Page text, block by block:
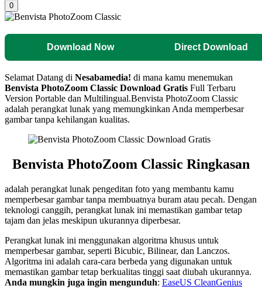
0
Download Now Direct Download
Selamat Datang di Nesabamedia! di mana kamu menemukan
Benvista PhotoZoom Classic Download Gratis Full Terbaru
Version Portable dan Multilingual.Benvista PhotoZoom Classic
adalah perangkat lunak yang memungkinkan Anda memperbesar
gambar tanpa kehilangan kualitas.
Benvista PhotoZoom Classic Ringkasan
adalah perangkat lunak pengeditan foto yang membantu kamu
memperbesar gambar tanpa membuatnya buram atau pecah. Dengan
teknologi canggih, perangkat lunak ini memastikan gambar tetap
tajam dan jelas meskipun ukurannya diperbesar.
Perangkat lunak ini menggunakan algoritma khusus untuk
memperbesar gambar, seperti Bicubic, Bilinear, dan Lanczos.
Algoritma ini adalah cara-cara berbeda yang digunakan untuk
memastikan gambar tetap berkualitas tinggi saat diubah ukurannya.
Anda mungkin juga ingin mengunduh: EaseUS CleanGenius